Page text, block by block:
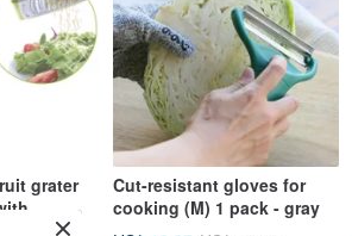
grater
Cut-resistant gloves for
cooking (M) 1 pack - gray